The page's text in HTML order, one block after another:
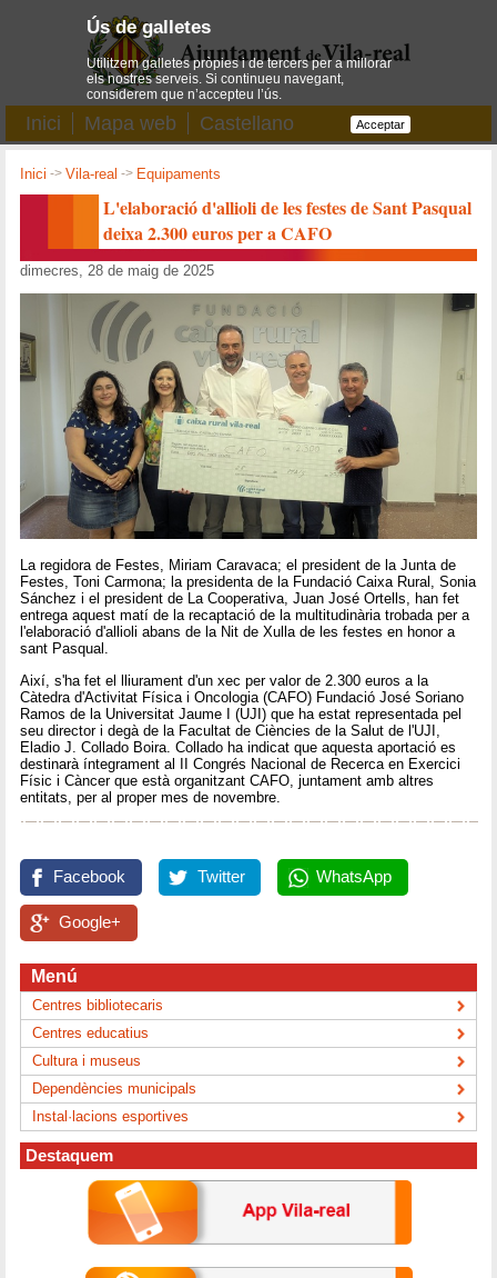
Inici Mapa web Castellano
Inici ->Vila-real -> Equipaments
L'elaboració d'allioli de les festes de Sant Pasqual
deixa 2.300 euros per a CAFO
dimecres, 28 de maig de 2025
La regidora de Festes, Miriam Caravaca; el president de la Junta de
Festes, Toni Carmona; la presidenta de la Fundació Caixa Rural, Sonia
Sánchez i el president de La Cooperativa, Juan José Ortells, han fet
entrega aquest matí de la recaptació de la multitudinària trobada per a
l'elaboració d'allioli abans de la Nit de Xulla de les festes en honor a
sant Pasqual.
Així, s'ha fet el lliurament d'un xec per valor de 2.300 euros a la
Càtedra d'Activitat Física i Oncologia (CAFO) Fundació José Soriano
Ramos de la Universitat Jaume I (UJI) que ha estat representada pel
seu director i degà de la Facultat de Ciències de la Salut de l'UJI,
Eladio J. Collado Boira. Collado ha indicat que aquesta aportació es
destinarà íntegrament al II Congrés Nacional de Recerca en Exercici
Físic i Càncer que està organitzant CAFO, juntament amb altres
entitats, per al proper mes de novembre.
Facebook Twitter WhatsApp
Google+
Menú
Centres bibliotecaris
Centres educatius
Cultura i museus
Dependències municipals
Instal·lacions esportives
Destaquem
Ús de galletes
Utilitzem galletes pròpies i de tercers per a millorar
els nostres serveis. Si continueu navegant,
considerem que n’accepteu l’ús.
Acceptar